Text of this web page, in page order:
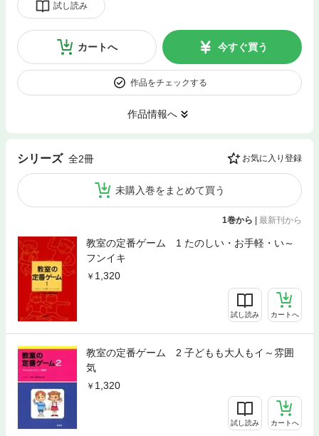
試し読み
カートへ 今すぐ買う
作品をチェックする
作品情報へ
シリーズ 全2冊 お気に入り登録
未購入巻をまとめて買う
1巻から 最新刊から
教室の定番ゲーム 1 たのしい・お手軽・い～
フンイキ
1,320
試し読み カートへ
教室の定番ゲーム 2 子どもも大人もイ～雰囲
気
1,320
試し読み カートへ